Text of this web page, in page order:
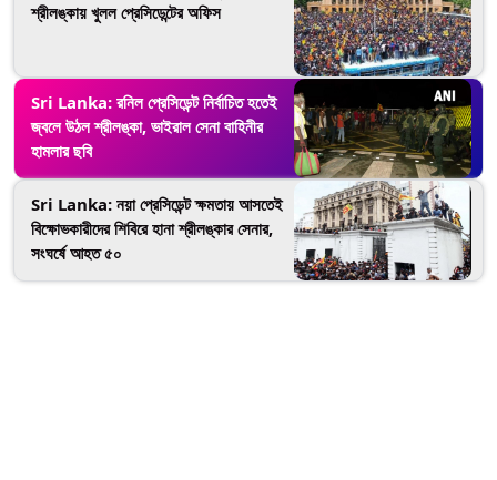
শ্রীলঙ্কায় খুলল প্রেসিডেন্টের অফিস
Sri Lanka: রনিল প্রেসিডেন্ট নির্বাচিত হতেই
জ্বলে উঠল শ্রীলঙ্কা, ভাইরাল সেনা বাহিনীর
হামলার ছবি
Sri Lanka: নয়া প্রেসিডেন্ট ক্ষমতায় আসতেই
বিক্ষোভকারীদের শিবিরে হানা শ্রীলঙ্কার সেনার,
সংঘর্ষে আহত ৫০